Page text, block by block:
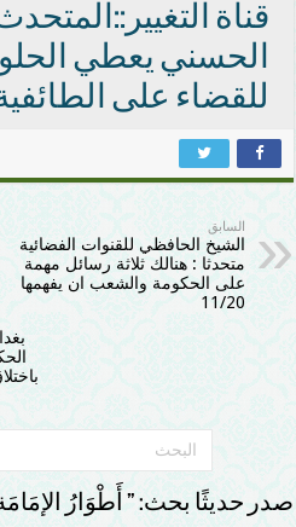
قناة
الحسني يعطي
للقضاء على
السابق
الشيخ الحافظي للقنوات الفضائية
متحدثا : هنالك ثلاثة رسائل مهمة
على الحكومة والشعب ان يفهمها
11/20
صدر حديثًا بحث: ” أَطْوَارُ